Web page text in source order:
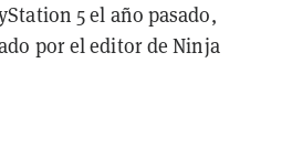
5 el año pasado,
por el editor de Ninja